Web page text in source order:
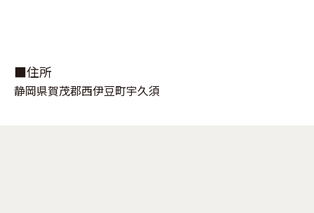
■住所
静岡県賀茂郡西伊豆町宇久須